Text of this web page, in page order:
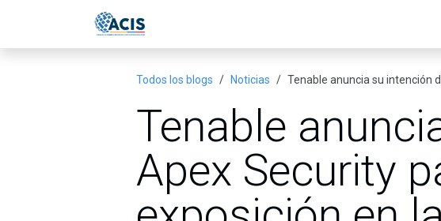
Todos los blogs Noticias Tenable anuncia su intención
Tenable
Apex Security